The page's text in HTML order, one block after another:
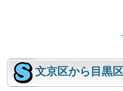
文京区から目黒